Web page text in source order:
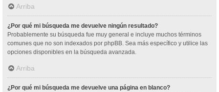
Arriba
¿Por qué mi búsqueda me devuelve ningún resultado?
Probablemente su búsqueda fue muy general e incluye muchos términos
comunes que no son indexados por phpBB. Sea más específico y utilice las
opciones disponibles en la búsqueda avanzada.
Arriba
¿Por qué mi búsqueda me devuelve una página en blanco?